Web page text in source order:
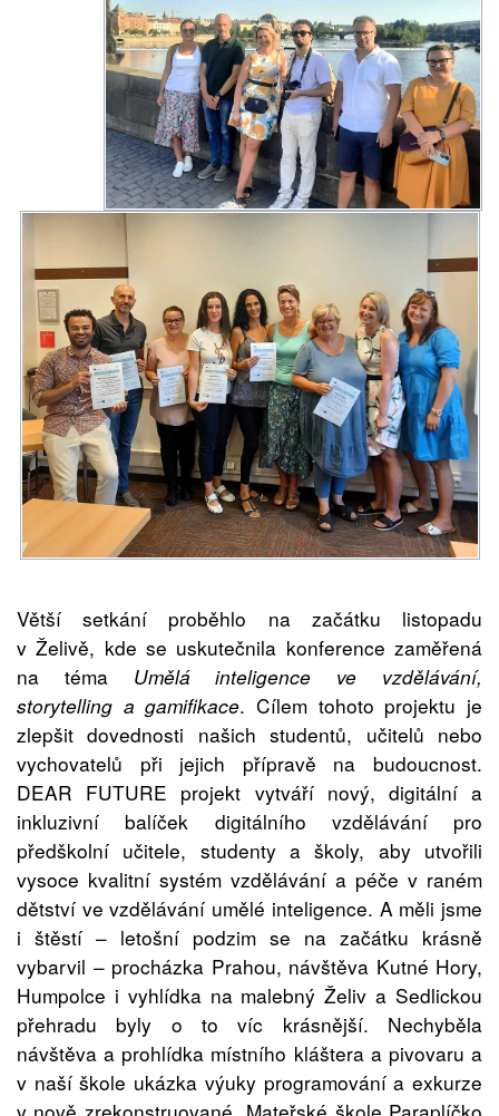
Větší setkání proběhlo na začátku listopadu
v Želivě, kde se uskutečnila konference zaměřená
na téma Umělá inteligence ve vzdělávání,
storytelling a gamifikace. Cílem tohoto projektu je
zlepšit dovednosti našich studentů, učitelů nebo
vychovatelů při jejich přípravě na budoucnost.
DEAR FUTURE projekt vytváří nový, digitální a
inkluzivní balíček digitálního vzdělávání pro
předškolní učitele, studenty a školy, aby utvořili
vysoce kvalitní systém vzdělávání a péče v raném
dětství ve vzdělávání umělé inteligence. A měli jsme
i štěstí – letošní podzim se na začátku krásně
vybarvil – procházka Prahou, návštěva Kutné Hory,
Humpolce i vyhlídka na malebný Želiv a Sedlickou
přehradu byly o to víc krásnější. Nechyběla
návštěva a prohlídka místního kláštera a pivovaru a
v naší škole ukázka výuky programování a exkurze